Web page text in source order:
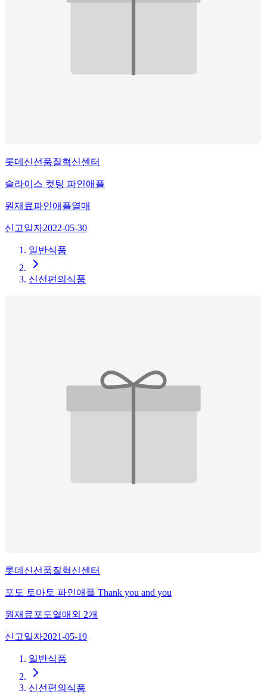
롯데신선품질혁신센터
슬라이스 컷팅 파인애플
원재료파인애플열매
신고일자2022-05-30
일반식품
신선편의식품
롯데신선품질혁신센터
포도 토마토 파인애플 Thank you and you
원재료 포도열매 외 2개
신고일자2021-05-19
일반식품
신선편의식품